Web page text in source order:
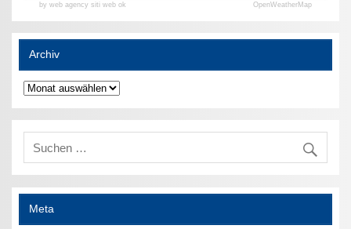
by web agency siti web ok OpenWeatherMap
Archiv
Archiv
Meta